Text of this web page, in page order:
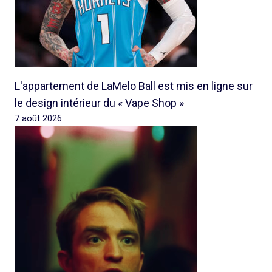
L'appartement de LaMelo Ball est mis en ligne sur
le design intérieur du « Vape Shop »
7 août 2026